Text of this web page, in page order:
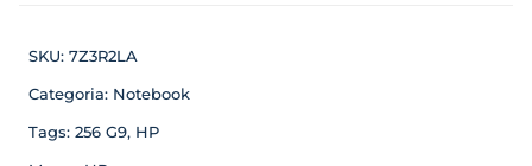
SKU: 7Z3R2LA
Categoria: Notebook
Tags: 256 G9, HP